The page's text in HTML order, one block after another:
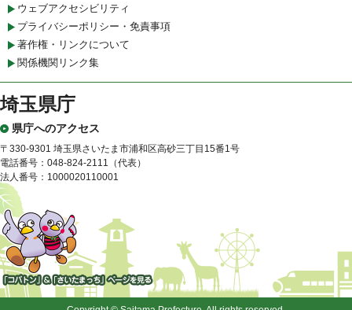
ウェブアクセシビリティ
プライバシーポリシー・免責事項
著作権・リンクについて
関係機関リンク集
埼玉県庁
県庁へのアクセス
〒330-9301 埼玉県さいたま市浦和区高砂三丁目15番1号
電話番号：048-824-2111（代表）
法人番号：1000020110001
「コバトン」&「さいたまっ